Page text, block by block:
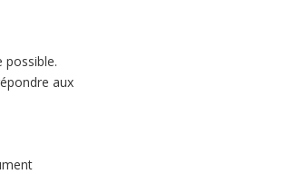
possible.
aux